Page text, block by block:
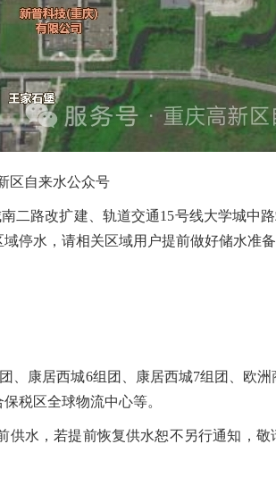
区自来水公众号
二路改扩建、轨道交通15号线大学城中
停水，请相关区域用户提前做好储水准备
、康居西城6组团、康居西城7组团、欧
税区全球物流中心等。
水，若提前恢复供水恕不另行通知，敬